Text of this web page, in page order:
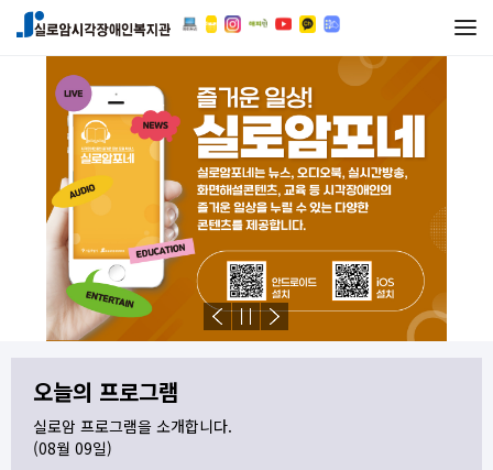
본문 바로가기
메인메뉴 바로가기
오늘의 프로그램
실로암 프로그램을 소개합니다.
(08월 09일)